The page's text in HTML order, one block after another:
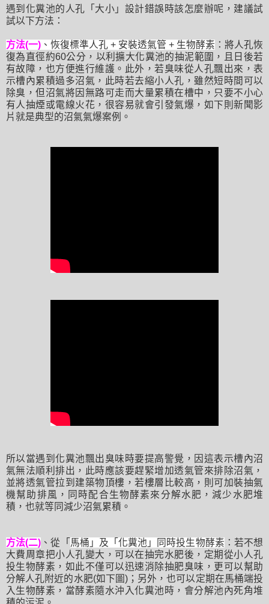
遇到化糞池的人孔「大小」設計錯誤時該怎麼辦呢，建議試
試以下方法：
方法(一) 、恢復標準人孔 + 安裝透氣管 + 生物酵素 ：將人孔恢
復為直徑約60公分，以利擴大化糞池的抽泥範圍，且日後若
有故障，也方便進行維護。此外，若臭味從人孔飄出來，表
示槽內累積過多沼氣，此時若去縮小人孔，雖然短時間可以
除臭，但沼氣將因無路可走而大量累積在槽中，只要不小心
有人抽煙或電線火花，很容易就會引發氣爆，如下則新聞影
片就是典型的沼氣氣爆案例。
所以當遇到化糞池飄出臭味時要提高警覺，因這表示槽內沼
氣無法順利排出，此時應該要趕緊增加透氣管來排除沼氣，
並將透氣管拉到建築物頂樓，若樓層比較高，則可加裝抽氣
機幫助排風，同時配合生物酵素來分解水肥，減少水肥堆
積，也就等同減少沼氣累積。
方法(二) 、從「 馬桶」及「化糞池」同時投生物酵素 ：若不想
大費周章把小人孔變大，可以在抽完水肥後，定期從小人孔
投生物酵素，如此不僅可以迅速消除抽肥臭味，更可以幫助
分解人孔附近的水肥(如下圖)；另外，也可以定期在馬桶端投
入生物酵素，當酵素隨水沖入化糞池時，會分解池內死角堆